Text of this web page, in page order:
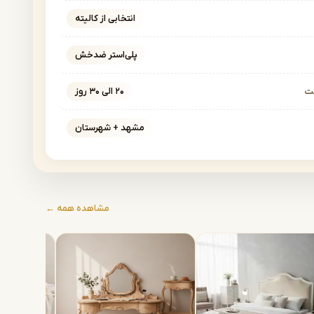
انتخابی از کالیته
پلی‌استر ضدخش
۲۰ الی ۳۰ روز
مشهد + شهرستان
مشاهده همه ←